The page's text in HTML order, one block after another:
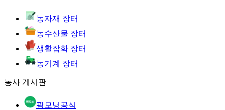
농자재 장터
농수산물 장터
생활잡화 장터
농기계 장터
농사 게시판
팜모닝공식